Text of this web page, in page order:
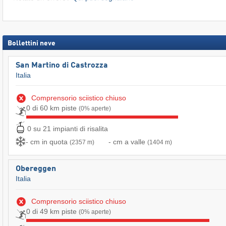
Bollettini neve
San Martino di Castrozza
Italia
Comprensorio sciistico chiuso
0 di 60 km piste (0% aperte)
0 su 21 impianti di risalita
- cm in quota (2357 m) - cm a valle (1404 m)
Obereggen
Italia
Comprensorio sciistico chiuso
0 di 49 km piste (0% aperte)